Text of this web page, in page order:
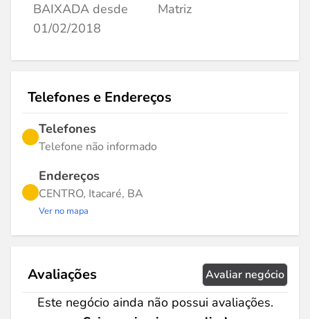
BAIXADA desde
01/02/2018
Matriz
Telefones e Endereços
Telefones
Telefone não informado
Endereços
CENTRO, Itacaré, BA
Ver no mapa
Avaliações Avaliar negócio
Este negócio ainda não possui avaliações.